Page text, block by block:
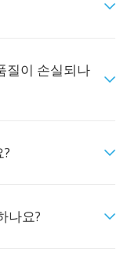
질이 손실되나
나요?